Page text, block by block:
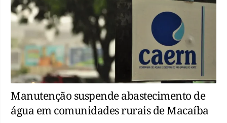
Manutenção suspende abastecimento de
água em comunidades rurais de Macaíba